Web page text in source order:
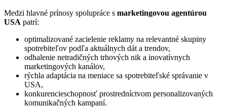
Medzi hlavné prínosy spolupráce s marketingovou agentúrou
USA patrí:
optimalizované zacielenie reklamy na relevantné skupiny
spotrebiteľov podľa aktuálnych dát a trendov,
odhalenie netradičných trhových nik a inovatívnych
marketingových kanálov,
rýchla adaptácia na meniace sa spotrebiteľské správanie v
USA,
konkurencieschopnosť prostredníctvom personalizovaných
komunikačných kampaní.